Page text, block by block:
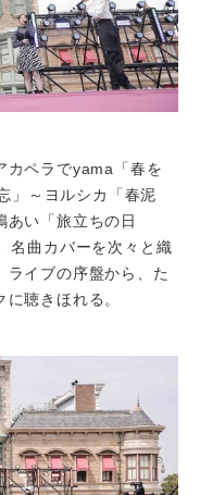
カペラでyama「春を
」～ヨルシカ「春泥
あい「旅立ちの日
名曲カバーを次々と織
ライブの序盤から、た
聴きほれる。